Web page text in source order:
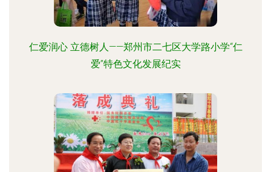
仁爱润心 立德树人——郑州市二七区大学路小学“仁
爱”特色文化发展纪实